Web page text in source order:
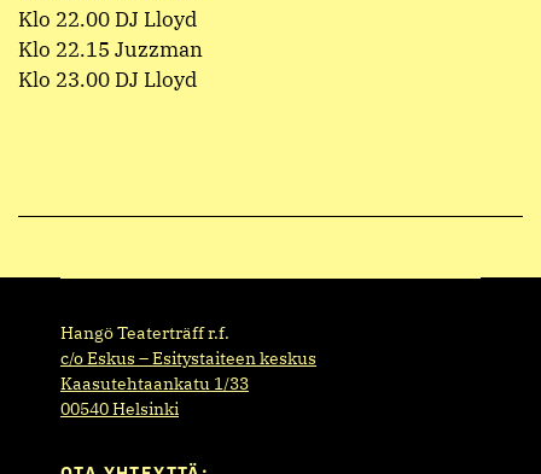
Klo 22.00 DJ Lloyd
Klo 22.15 Juzzman
Klo 23.00 DJ Lloyd
Hangö Teaterträff r.f.
c/o Eskus – Esitystaiteen keskus
Kaasutehtaankatu 1/33
00540 Helsinki